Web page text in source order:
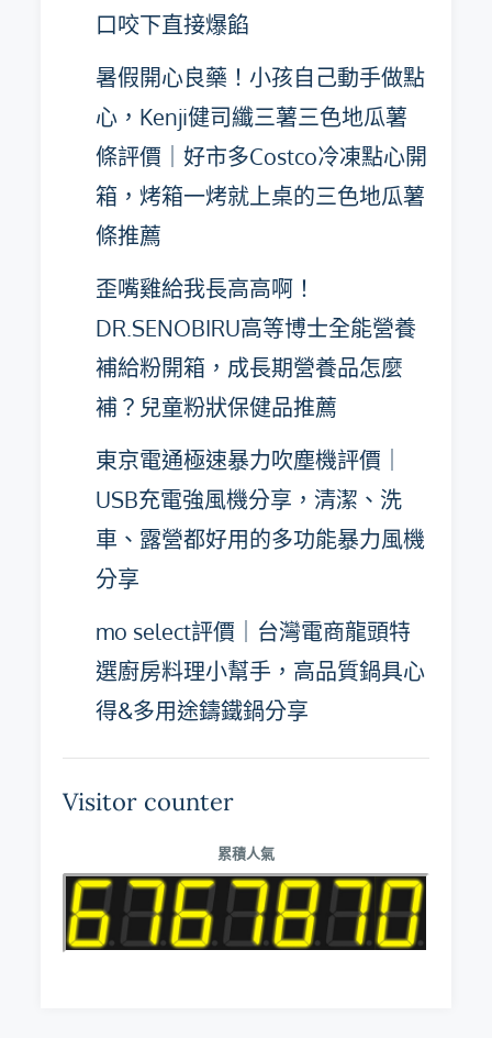
口咬下直接爆餡
暑假開心良藥！小孩自己動手做點
心，Kenji健司纖三薯三色地瓜薯
條評價｜好市多Costco冷凍點心開
箱，烤箱一烤就上桌的三色地瓜薯
條推薦
歪嘴雞給我長高高啊！
DR.SENOBIRU高等博士全能營養
補給粉開箱，成長期營養品怎麼
補？兒童粉狀保健品推薦
東京電通極速暴力吹塵機評價｜
USB充電強風機分享，清潔、洗
車、露營都好用的多功能暴力風機
分享
mo select評價｜台灣電商龍頭特
選廚房料理小幫手，高品質鍋具心
得&多用途鑄鐵鍋分享
Visitor counter
累積人氣